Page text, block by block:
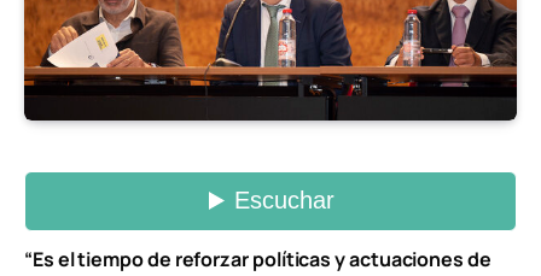
“Es el tiempo de reforzar políticas y actuaciones de